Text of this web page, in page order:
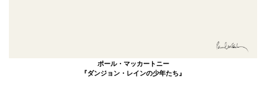
ポール・マッカートニー
『ダンジョン・レインの少年たち』